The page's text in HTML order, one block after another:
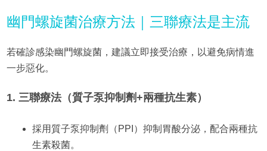
幽門螺旋菌治療方法｜三聯療法是主流
若確診感染幽門螺旋菌，建議立即接受治療，以避免病情進
一步惡化。
1. 三聯療法（質子泵抑制劑+兩種抗生素）
採用質子泵抑制劑（PPI）抑制胃酸分泌，配合兩種抗
生素殺菌。